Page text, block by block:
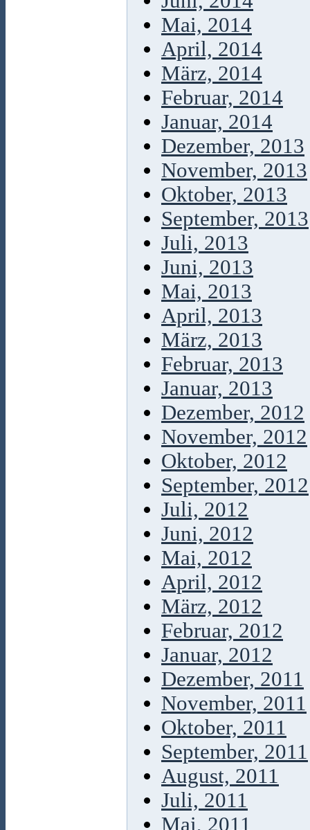
Mai, 2014
April, 2014
März, 2014
Februar, 2014
Januar, 2014
Dezember, 2013
November, 2013
Oktober, 2013
September, 2013
Juli, 2013
Juni, 2013
Mai, 2013
April, 2013
März, 2013
Februar, 2013
Januar, 2013
Dezember, 2012
November, 2012
Oktober, 2012
September, 2012
Juli, 2012
Juni, 2012
Mai, 2012
April, 2012
März, 2012
Februar, 2012
Januar, 2012
Dezember, 2011
November, 2011
Oktober, 2011
September, 2011
August, 2011
Juli, 2011
Mai, 2011